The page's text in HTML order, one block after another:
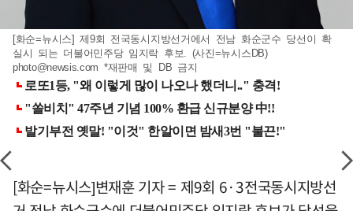
[화순=뉴시스] 제9회 전국동시지방선거에서 전남 화순군수 당선이 확
실시 되는 더불어민주당 임지락 후보. (사진=뉴시스DB)
photo@newsis.com *재판매 및 DB 금지
[화순=뉴시스]변재훈 기자 = 제9회 6·3전국동시지방선